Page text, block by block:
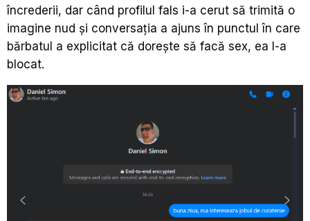
încrederii, dar când profilul fals i-a cerut să trimită o
imagine nud și conversația a ajuns în punctul în care
bărbatul a explicitat că dorește să facă sex, ea l-a
blocat.